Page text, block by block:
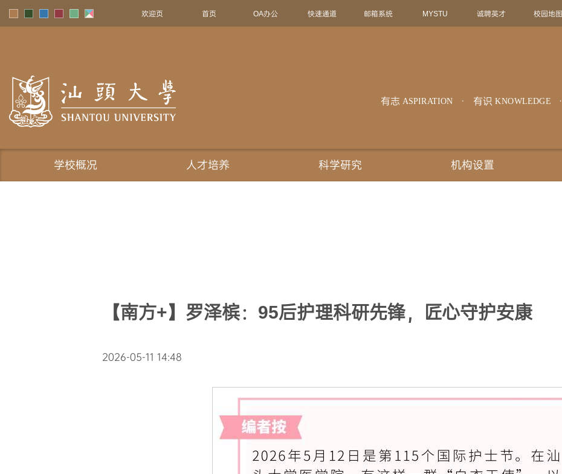
欢迎页 首页 OA办公 快速通道 邮箱系统 MYSTU 诚聘英才 校园地图
有志 ASPIRATION 有识 KNOWLEDGE
学校概况 人才培养 科学研究 机构设置
【南方+】罗泽槟：95后护理科研先锋，匠心守护安康
2026-05-11 14:48